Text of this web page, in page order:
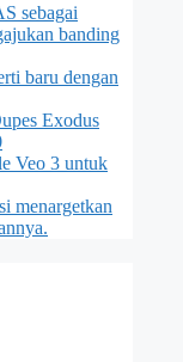
sebagai
banding
baru dengan
Exodus
Veo 3 untuk
menargetkan